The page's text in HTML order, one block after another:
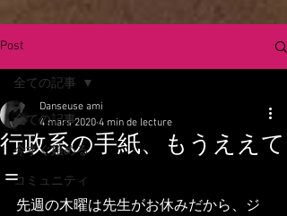
Post
全ての記事
今すぐ始める
コミュニティ
全ての記事
行政系の手紙、もうええて
＝
Danseuse ami
4 mars 2020 4 min de lecture
先週の木曜は先生がお休みだから、ジ